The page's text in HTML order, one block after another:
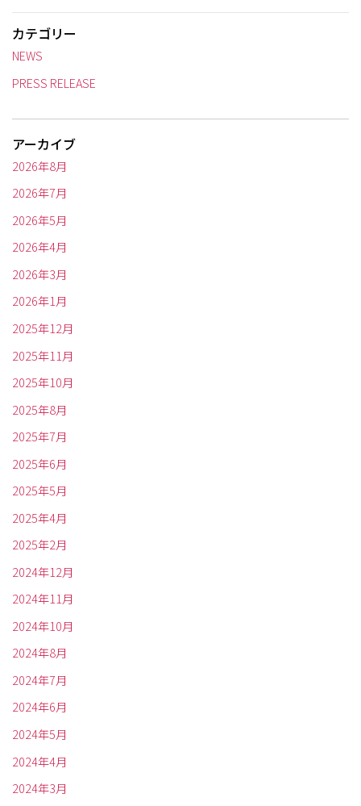
カテゴリー
NEWS
PRESS RELEASE
アーカイブ
2026年8月
2026年7月
2026年5月
2026年4月
2026年3月
2026年1月
2025年12月
2025年11月
2025年10月
2025年8月
2025年7月
2025年6月
2025年5月
2025年4月
2025年2月
2024年12月
2024年11月
2024年10月
2024年8月
2024年7月
2024年6月
2024年5月
2024年4月
2024年3月